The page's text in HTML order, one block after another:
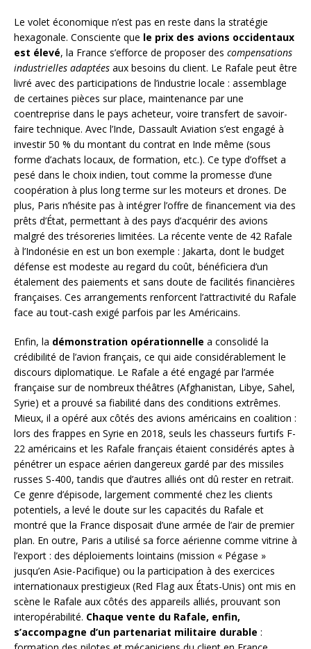
Le volet économique n’est pas en reste dans la stratégie
hexagonale. Consciente que le prix des avions occidentaux
est élevé, la France s’efforce de proposer des compensations
industrielles adaptées aux besoins du client. Le Rafale peut être
livré avec des participations de l’industrie locale : assemblage
de certaines pièces sur place, maintenance par une
coentreprise dans le pays acheteur, voire transfert de savoir-
faire technique. Avec l’Inde, Dassault Aviation s’est engagé à
investir 50 % du montant du contrat en Inde même (sous
forme d’achats locaux, de formation, etc.). Ce type d’offset a
pesé dans le choix indien, tout comme la promesse d’une
coopération à plus long terme sur les moteurs et drones. De
plus, Paris n’hésite pas à intégrer l’offre de financement via des
prêts d’État, permettant à des pays d’acquérir des avions
malgré des trésoreries limitées. La récente vente de 42 Rafale
à l’Indonésie en est un bon exemple : Jakarta, dont le budget
défense est modeste au regard du coût, bénéficiera d’un
étalement des paiements et sans doute de facilités financières
françaises. Ces arrangements renforcent l’attractivité du Rafale
face au tout-cash exigé parfois par les Américains.
Enfin, la démonstration opérationnelle a consolidé la
crédibilité de l’avion français, ce qui aide considérablement le
discours diplomatique. Le Rafale a été engagé par l’armée
française sur de nombreux théâtres (Afghanistan, Libye, Sahel,
Syrie) et a prouvé sa fiabilité dans des conditions extrêmes.
Mieux, il a opéré aux côtés des avions américains en coalition :
lors des frappes en Syrie en 2018, seuls les chasseurs furtifs F-
22 américains et les Rafale français étaient considérés aptes à
pénétrer un espace aérien dangereux gardé par des missiles
russes S-400, tandis que d’autres alliés ont dû rester en retrait.
Ce genre d’épisode, largement commenté chez les clients
potentiels, a levé le doute sur les capacités du Rafale et
montré que la France disposait d’une armée de l’air de premier
plan. En outre, Paris a utilisé sa force aérienne comme vitrine à
l’export : des déploiements lointains (mission « Pégase »
jusqu’en Asie-Pacifique) ou la participation à des exercices
internationaux prestigieux (Red Flag aux États-Unis) ont mis en
scène le Rafale aux côtés des appareils alliés, prouvant son
interopérabilité. Chaque vente du Rafale, enfin,
s’accompagne d’un partenariat militaire durable :